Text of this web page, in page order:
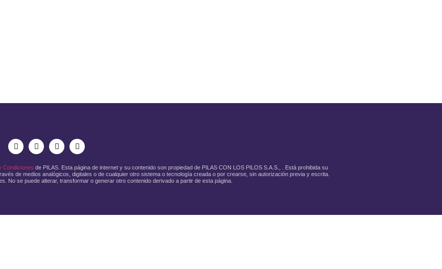
Condiciones de PILAS. Esta página de internet y su contenido son propiedad de PILAS CON LOS PILOS S.A.S., . Está prohibida su
de medios analógicos, digitales o de cualquier otro sistema o tecnología creada o por crearse, sin autorización previa y escrita.
No se puede alterar, transformar o generar otro contenido derivado a partir de esta página.